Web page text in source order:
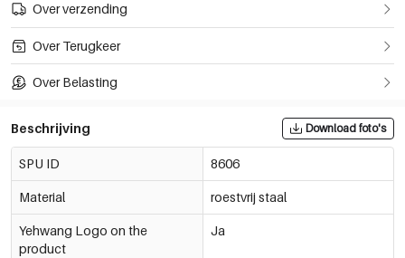
Over verzending
Over Terugkeer
Over Belasting
Beschrijving Download foto's
SPU ID 8606
Material roestvrij staal
Yehwang Logo on the
product
Ja